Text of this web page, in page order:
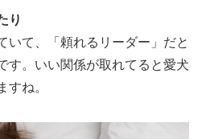
り
いて、「頼れるリーダー」だと
す。いい関係が取れてると愛犬
すね。